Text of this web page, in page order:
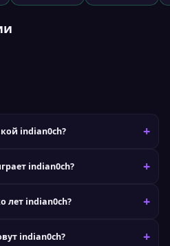
indian0ch?
indian0ch?
лет indian0ch?
indian0ch?